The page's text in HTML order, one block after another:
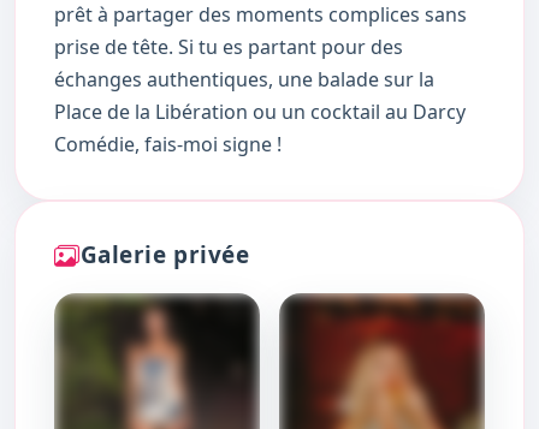
prêt à partager des moments complices sans
prise de tête. Si tu es partant pour des
échanges authentiques, une balade sur la
Place de la Libération ou un cocktail au Darcy
Comédie, fais-moi signe !
Galerie privée